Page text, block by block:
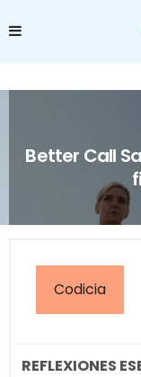
Better Call
Codicia
REFLEXIONES